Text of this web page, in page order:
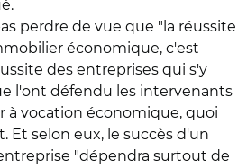
perdre de vue que "la réussite
économique, c'est
des entreprises qui s'y
l'ont défendu les intervenants
à vocation économique, quoi
Et selon eux, le succès d'un
"dépendra surtout de